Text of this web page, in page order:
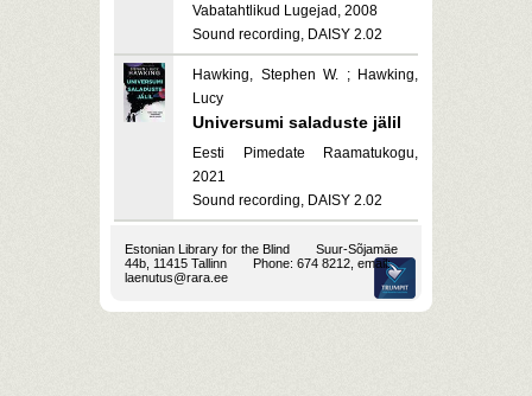
Vabatahtlikud Lugejad, 2008
Sound recording, DAISY 2.02
Hawking, Stephen W. ; Hawking,
Lucy
Universumi saladuste jälil
Eesti Pimedate Raamatukogu,
2021
Sound recording, DAISY 2.02
Estonian Library for the Blind
Suur-Sõjamäe
44b, 11415 Tallinn
Phone: 674 8212, email:
laenutus@rara.ee